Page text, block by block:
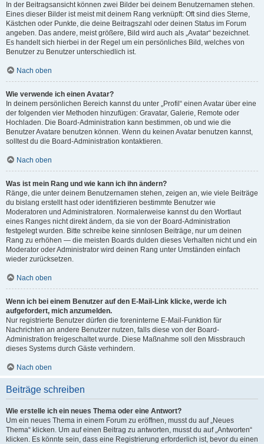
In der Beitragsansicht können zwei Bilder bei deinem Benutzernamen stehen.
Eines dieser Bilder ist meist mit deinem Rang verknüpft: Oft sind dies Sterne,
Kästchen oder Punkte, die deine Beitragszahl oder deinen Status im Forum
angeben. Das andere, meist größere, Bild wird auch als „Avatar“ bezeichnet.
Es handelt sich hierbei in der Regel um ein persönliches Bild, welches von
Benutzer zu Benutzer unterschiedlich ist.
Nach oben
Wie verwende ich einen Avatar?
In deinem persönlichen Bereich kannst du unter „Profil“ einen Avatar über eine
der folgenden vier Methoden hinzufügen: Gravatar, Galerie, Remote oder
Hochladen. Die Board-Administration kann bestimmen, ob und wie die
Benutzer Avatare benutzen können. Wenn du keinen Avatar benutzen kannst,
solltest du die Board-Administration kontaktieren.
Nach oben
Was ist mein Rang und wie kann ich ihn ändern?
Ränge, die unter deinem Benutzernamen stehen, zeigen an, wie viele Beiträge
du bislang erstellt hast oder identifizieren bestimmte Benutzer wie
Moderatoren und Administratoren. Normalerweise kannst du den Wortlaut
eines Ranges nicht direkt ändern, da sie von der Board-Administration
festgelegt wurden. Bitte schreibe keine sinnlosen Beiträge, nur um deinen
Rang zu erhöhen — die meisten Boards dulden dieses Verhalten nicht und ein
Moderator oder Administrator wird deinen Rang unter Umständen einfach
wieder zurücksetzen.
Nach oben
Wenn ich bei einem Benutzer auf den E-Mail-Link klicke, werde ich
aufgefordert, mich anzumelden.
Nur registrierte Benutzer dürfen die foreninterne E-Mail-Funktion für
Nachrichten an andere Benutzer nutzen, falls diese von der Board-
Administration freigeschaltet wurde. Diese Maßnahme soll den Missbrauch
dieses Systems durch Gäste verhindern.
Nach oben
Beiträge schreiben
Wie erstelle ich ein neues Thema oder eine Antwort?
Um ein neues Thema in einem Forum zu eröffnen, musst du auf „Neues
Thema“ klicken. Um auf einen Beitrag zu antworten, musst du auf „Antworten“
klicken. Es könnte sein, dass eine Registrierung erforderlich ist, bevor du einen